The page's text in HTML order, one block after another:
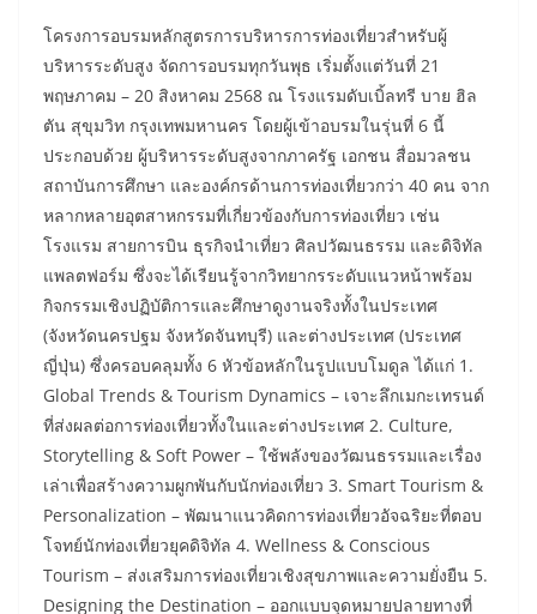
โครงการอบรมหลักสูตรการบริหารการท่องเที่ยวสำหรับผู้
บริหารระดับสูง จัดการอบรมทุกวันพุธ เริ่มตั้งแต่วันที่ 21
พฤษภาคม – 20 สิงหาคม 2568 ณ โรงแรมดับเบิ้ลทรี บาย ฮิล
ตัน สุขุมวิท กรุงเทพมหานคร โดยผู้เข้าอบรมในรุ่นที่ 6 นี้
ประกอบด้วย ผู้บริหารระดับสูงจากภาครัฐ เอกชน สื่อมวลชน
สถาบันการศึกษา และองค์กรด้านการท่องเที่ยวกว่า 40 คน จาก
หลากหลายอุตสาหกรรมที่เกี่ยวข้องกับการท่องเที่ยว เช่น
โรงแรม สายการบิน ธุรกิจนำเที่ยว ศิลปวัฒนธรรม และดิจิทัล
แพลตฟอร์ม ซึ่งจะได้เรียนรู้จากวิทยากรระดับแนวหน้าพร้อม
กิจกรรมเชิงปฏิบัติการและศึกษาดูงานจริงทั้งในประเทศ
(จังหวัดนครปฐม จังหวัดจันทบุรี) และต่างประเทศ (ประเทศ
ญี่ปุ่น) ซึ่งครอบคลุมทั้ง 6 หัวข้อหลักในรูปแบบโมดูล ได้แก่ 1.
Global Trends & Tourism Dynamics – เจาะลึกเมกะเทรนด์
ที่ส่งผลต่อการท่องเที่ยวทั้งในและต่างประเทศ 2. Culture,
Storytelling & Soft Power – ใช้พลังของวัฒนธรรมและเรื่อง
เล่าเพื่อสร้างความผูกพันกับนักท่องเที่ยว 3. Smart Tourism &
Personalization – พัฒนาแนวคิดการท่องเที่ยวอัจฉริยะที่ตอบ
โจทย์นักท่องเที่ยวยุคดิจิทัล 4. Wellness & Conscious
Tourism – ส่งเสริมการท่องเที่ยวเชิงสุขภาพและความยั่งยืน 5.
Designing the Destination – ออกแบบจุดหมายปลายทางที่